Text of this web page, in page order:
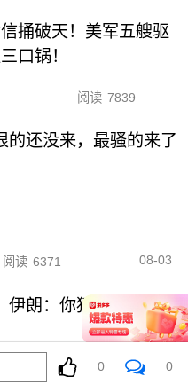
信捅破天！美军五艘驱
口锅！
阅读 7839
的还没来，最骚的来了
阅读 6371 08-03
伊朗：你猜我信不信？
0 0